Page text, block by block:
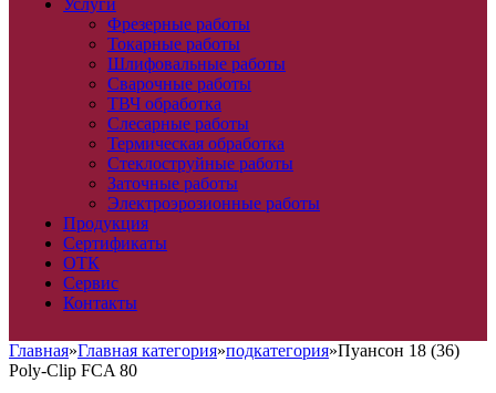
Услуги
Фрезерные работы
Токарные работы
Шлифовальные работы
Сварочные работы
ТВЧ обработка
Слесарные работы
Термическая обработка
Стеклоструйные работы
Заточные работы
Электроэрозионные работы
Продукция
Сертификаты
ОТК
Сервис
Контакты
Главная»Главная категория»подкатегория»Пуансон 18 (36)
Poly-Clip FCA 80